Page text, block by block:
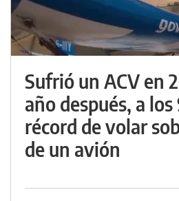
Sufrió un ACV en
año después, a
récord de volar
de un avión